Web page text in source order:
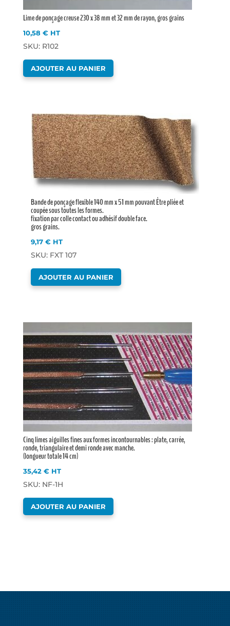
Lime de ponçage creuse 230 x 38 mm et 32 mm de rayon, gros grains
10,58€ HT
SKU: R102
AJOUTER AU PANIER
Bande de ponçage flexible 140 mm x 51 mm pouvant Être pliée et
coupée sous toutes les formes.
fixation par colle contact ou adhésif double face.
gros grains.
9,17 € HT
SKU: FXT 107
AJOUTER AU PANIER
Cinq limes aiguilles fines aux formes incontournables : plate, carrée,
ronde, triangulaire et demi ronde avec manche.
(longueur totale 14 cm)
35,42€ HT
SKU: NF-1H
AJOUTER AU PANIER